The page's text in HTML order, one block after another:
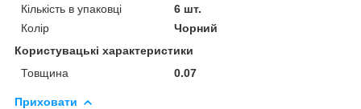
Кількість в упаковці
6 шт.
Колір
Чорний
Користувацькі характеристики
Товщина
0.07
Приховати